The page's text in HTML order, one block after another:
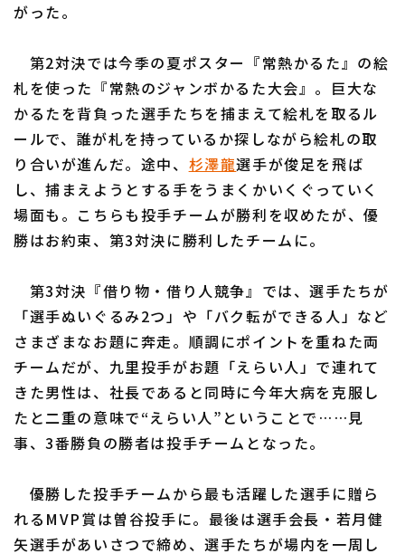
がった。
第2対決では今季の夏ポスター『常熱かるた』の絵
札を使った『常熱のジャンボかるた大会』。巨大な
かるたを背負った選手たちを捕まえて絵札を取るル
ールで、誰が札を持っているか探しながら絵札の取
り合いが進んだ。途中、 杉澤龍選手が俊足を飛ば
し、捕まえようとする手をうまくかいくぐっていく
場面も。こちらも投手チームが勝利を収めたが、優
勝はお約束、第3対決に勝利したチームに。
第3対決『借り物・借り人競争』では、選手たちが
「選手ぬいぐるみ2つ」や「バク転ができる人」など
さまざまなお題に奔走。順調にポイントを重ねた両
チームだが、九里投手がお題「えらい人」で連れて
きた男性は、社長であると同時に今年大病を克服し
たと二重の意味で“えらい人”ということで……見
事、3番勝負の勝者は投手チームとなった。
優勝した投手チームから最も活躍した選手に贈ら
れるMVP賞は曽谷投手に。最後は選手会長・若月健
矢選手があいさつで締め、選手たちが場内を一周し